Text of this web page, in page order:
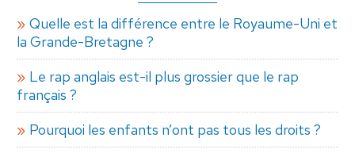
Quelle est la différence entre le Royaume-Uni et
la Grande-Bretagne ?
Le rap anglais est-il plus grossier que le rap
français ?
Pourquoi les enfants n’ont pas tous les droits ?